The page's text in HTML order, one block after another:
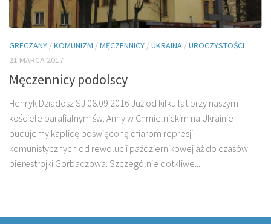
GRECZANY /KOMUNIZM /MĘCZENNICY /UKRAINA /UROCZYSTOŚCI
21 MARCA 2017
Męczennicy podolscy
Henryk Dziadosz SJ 08.09.2016 Już od kilku lat przy naszym
kościele parafialnym św. Anny w Chmielnickim na Ukrainie
budujemy kaplicę poświęconą ofiarom represji
komunistycznych od rewolucji październikowej aż do czasów
pierestrojki Gorbaczowa. Szczególnie dotkliwe...